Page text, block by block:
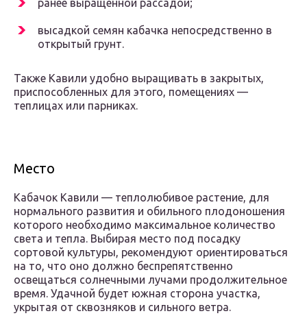
ранее выращенной рассадой;
высадкой семян кабачка непосредственно в
открытый грунт.
Также Кавили удобно выращивать в закрытых,
приспособленных для этого, помещениях —
теплицах или парниках.
Место
Кабачок Кавили — теплолюбивое растение, для
нормального развития и обильного плодоношения
которого необходимо максимальное количество
света и тепла. Выбирая место под посадку
сортовой культуры, рекомендуют ориентироваться
на то, что оно должно беспрепятственно
освещаться солнечными лучами продолжительное
время. Удачной будет южная сторона участка,
укрытая от сквозняков и сильного ветра.